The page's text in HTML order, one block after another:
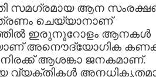
സമഗ്രമായ ആന
ചെയ്യാനാണ്
ഇരുനൂറോളം ആനകള്‍
അനൌദ്യോഗിക
ആശങ്കാ ജനകമാണ്‌.
വ്യക്തികള്‍